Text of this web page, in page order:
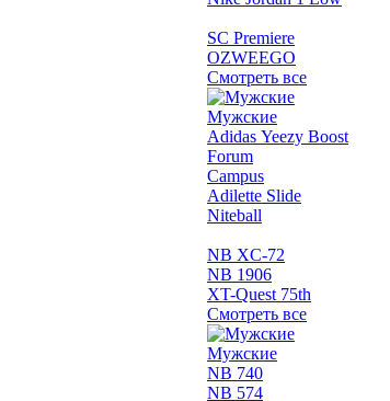
SC Premiere
OZWEEGO
Смотреть все
Мужские
Adidas Yeezy Boost
Forum
Campus
Adilette Slide
Niteball
NB XC-72
NB 1906
XT-Quest 75th
Смотреть все
Мужские
NB 740
NB 574